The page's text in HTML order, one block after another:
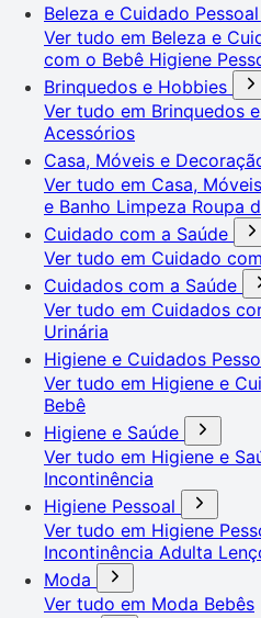
Beleza e Cuidado Pessoal
Ver tudo em Beleza e
com o Bebê Higiene
Brinquedos e Hobbies
Ver tudo em Brinquedos
Acessórios
Casa, Móveis e
Ver tudo em Casa,
e Banho Limpeza Roupa
Cuidado com a Saúde
Ver tudo em Cuidado
Cuidados com a Saúde
Ver tudo em Cuidados
Urinária
Higiene e Cuidados
Ver tudo em Higiene e
Bebê
Higiene e Saúde
Ver tudo em Higiene e
Incontinência
Higiene Pessoal
Ver tudo em Higiene
Incontinência Adulta
Moda
Ver tudo em Moda Bebês